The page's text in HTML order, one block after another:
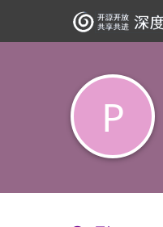
P